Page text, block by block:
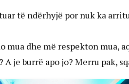
të ndërhyjë por nuk ka
mua dhe më respekton mua,
A je burrë apo jo? Merru pak,